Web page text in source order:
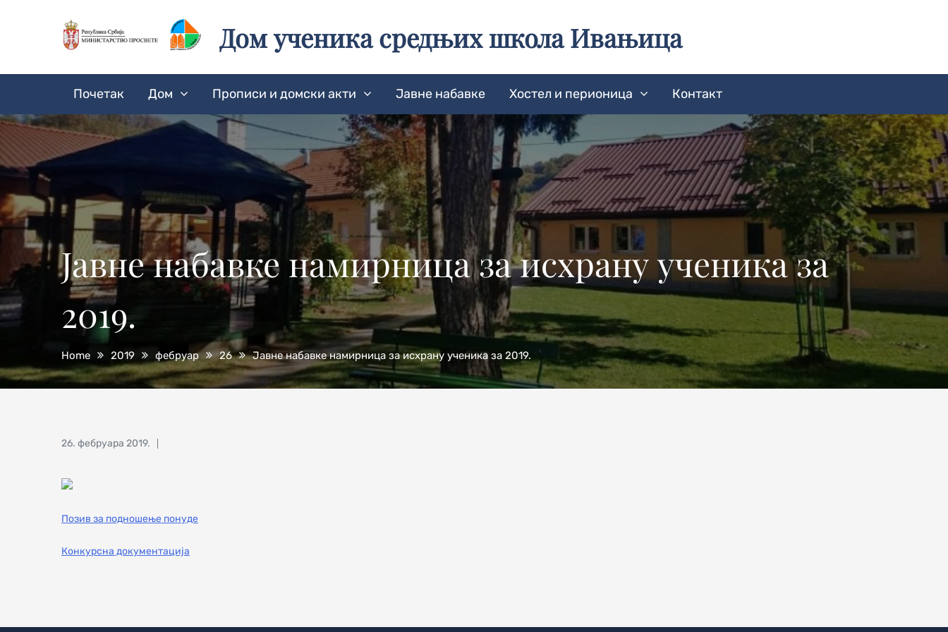
Дом ученика средњих школа Ивањица
Почетак Дом Прописи и домски акти Јавне набавке Хостел и перионица Контакт
Јавне набавке намирница за исхрану ученика за
2019.
Home 2019 фебруар 26 Јавне набавке намирница за исхрану ученика за 2019.
Posted
26. фебруара 2019.
Позив за подношење понуде
Конкурсна документација